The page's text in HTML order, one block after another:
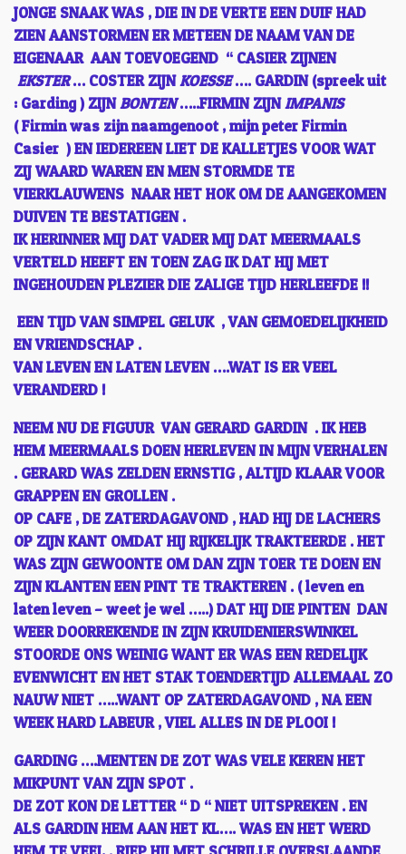
JONGE SNAAK WAS , DIE IN DE VERTE EEN DUIF HAD
ZIEN AANSTORMEN ER METEEN DE NAAM VAN DE
EIGENAAR AAN TOEVOEGEND “ CASIER ZIJNEN
EKSTER… COSTER ZIJNKOESSE…. GARDIN (spreek uit
: Garding ) ZIJNBONTEN…..FIRMIN ZIJNIMPANIS
( Firmin was zijn naamgenoot , mijn peter Firmin
Casier ) EN IEDEREEN LIET DE KALLETJES VOOR WAT
ZIJ WAARD WAREN EN MEN STORMDE TE
VIERKLAUWENS NAAR HET HOK OM DE AANGEKOMEN
DUIVEN TE BESTATIGEN .
IK HERINNER MIJ DAT VADER MIJ DAT MEERMAALS
VERTELD HEEFT EN TOEN ZAG IK DAT HIJ MET
INGEHOUDEN PLEZIER DIE ZALIGE TIJD HERLEEFDE !!
EEN TIJD VAN SIMPEL GELUK , VAN GEMOEDELIJKHEID
EN VRIENDSCHAP .
VAN LEVEN EN LATEN LEVEN ….WAT IS ER VEEL
VERANDERD !
NEEM NU DE FIGUUR VAN GERARD GARDIN . IK HEB
HEM MEERMAALS DOEN HERLEVEN IN MIJN VERHALEN
. GERARD WAS ZELDEN ERNSTIG , ALTIJD KLAAR VOOR
GRAPPEN EN GROLLEN .
OP CAFE , DE ZATERDAGAVOND , HAD HIJ DE LACHERS
OP ZIJN KANT OMDAT HIJ RIJKELIJK TRAKTEERDE . HET
WAS ZIJN GEWOONTE OM DAN ZIJN TOER TE DOEN EN
ZIJN KLANTEN EEN PINT TE TRAKTEREN . ( leven en
laten leven – weet je wel …..) DAT HIJ DIE PINTEN DAN
WEER DOORREKENDE IN ZIJN KRUIDENIERSWINKEL
STOORDE ONS WEINIG WANT ER WAS EEN REDELIJK
EVENWICHT EN HET STAK TOENDERTIJD ALLEMAAL ZO
NAUW NIET …..WANT OP ZATERDAGAVOND , NA EEN
WEEK HARD LABEUR , VIEL ALLES IN DE PLOOI !
GARDING ….MENTEN DE ZOT WAS VELE KEREN HET
MIKPUNT VAN ZIJN SPOT .
DE ZOT KON DE LETTER “ D “ NIET UITSPREKEN . EN
ALS GARDIN HEM AAN HET KL…. WAS EN HET WERD